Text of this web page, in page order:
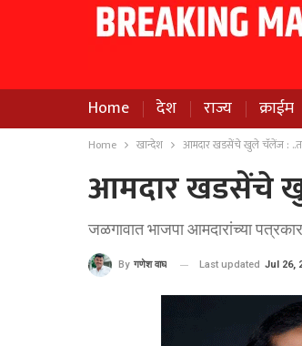
Home देश राज्य क्राईम
Home खान्देश आमदार खडसेंचे खुले चॅलेंज : ..तर
आमदार खडसेंचे
जळगावात भाजपा आमदारांच्या
By गणेश वाघ Last updated Jul 26,